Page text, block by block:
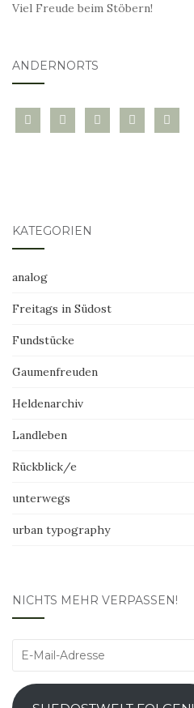
Viel Freude beim Stöbern!
ANDERNORTS
bloglovininstagramtwitter pinterest
mail
KATEGORIEN
analog
Freitags in Südost
Fundstücke
Gaumenfreuden
Heldenarchiv
Landleben
Rückblick/e
unterwegs
urban typography
NICHTS MEHR VERPASSEN!
E-
Adresse